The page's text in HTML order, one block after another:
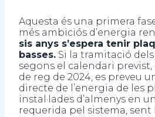
Aquesta és una primera
més ambiciós d’energia
sis anys s’espera tenir
basses. Si la tramitació
segons el calendari
de reg de 2024, es preveu
directe de l’energia de les
instal·lades d’almenys en
requerida pel sistema,